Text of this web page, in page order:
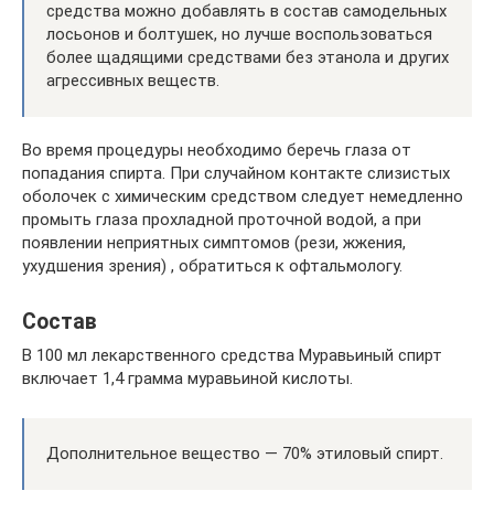
средства можно добавлять в состав самодельных
лосьонов и болтушек, но лучше воспользоваться
более щадящими средствами без этанола и других
агрессивных веществ.
Во время процедуры необходимо беречь глаза от
попадания спирта. При случайном контакте слизистых
оболочек с химическим средством следует немедленно
промыть глаза прохладной проточной водой, а при
появлении неприятных симптомов (рези, жжения,
ухудшения зрения) , обратиться к офтальмологу.
Состав
В 100 мл лекарственного средства Муравьиный спирт
включает 1,4 грамма муравьиной кислоты.
Дополнительное вещество — 70% этиловый спирт.